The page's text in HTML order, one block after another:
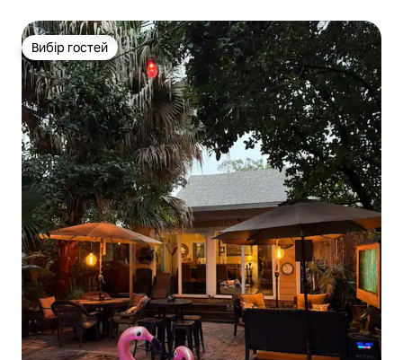
Вибір гостей
Вибір гостей